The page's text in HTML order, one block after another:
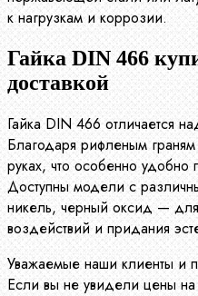
к нагрузкам и коррозии.
Гайка DIN 466
доставкой
Гайка DIN 466 отличается
Благодаря рифленым
руках, что особенно удобно
Доступны модели с
никель, черный оксид —
воздействий и придания
Уважаемые наши клиенты и
Если вы не увидели цены